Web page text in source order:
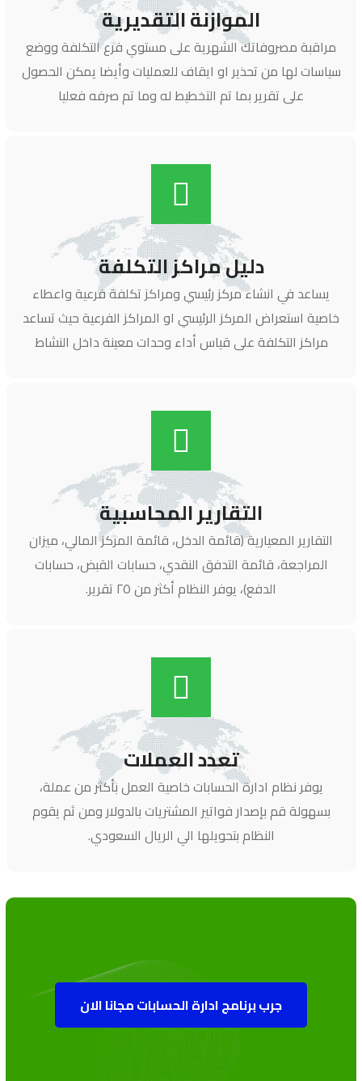
الموازنة التقديرية
مراقبة مصروفاتك الشهرية على مستوي فرع التكلفة ووضع
سياسات لها من تحذير او ايقاف للعمليات وأيضا يمكن الحصول
على تقرير بما تم التخطيط له وما تم صرفه فعليا
دليل مراكز التكلفة
يساعد في انشاء مركز رئيسي ومراكز تكلفة فرعية واعطاء
خاصية استعراض المركز الرئيسي او المراكز الفرعية حيث تساعد
مراكز التكلفة على قياس أداء وحدات معينة داخل النشاط
التقارير المحاسبية
التقارير المعيارية (قائمة الدخل، قائمة المركز المالي، ميزان
المراجعة، قائمة التدفق النقدي، حسابات القبض، حسابات
الدفع)، يوفر النظام أكثر من ٢٥ تقرير.
تعدد العملات
يوفر نظام ادارة الحسابات خاصية العمل بأكثر من عملة،
بسهولة قم بإصدار فواتير المشتريات بالدولار ومن ثم يقوم
النظام بتحويلها الي الريال السعودي.
جرب برنامج ادارة الحسابات مجانا الان